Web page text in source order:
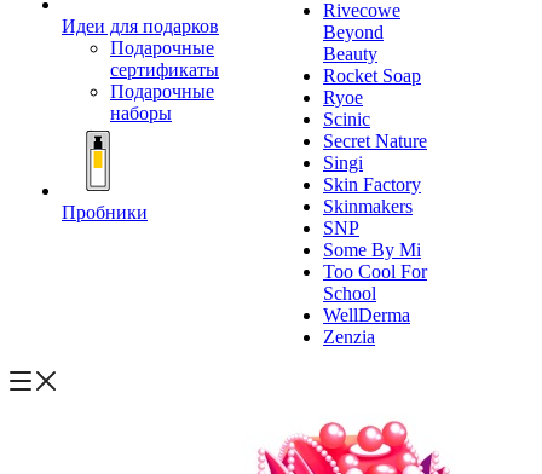
Идеи для подарков
Подарочные
сертификаты
Подарочные
наборы
Пробники
Rivecowe
Beyond
Beauty
Rocket Soap
Ryoe
Scinic
Secret Nature
Singi
Skin Factory
Skinmakers
SNP
Some By Mi
Too Cool For
School
WellDerma
Zenzia